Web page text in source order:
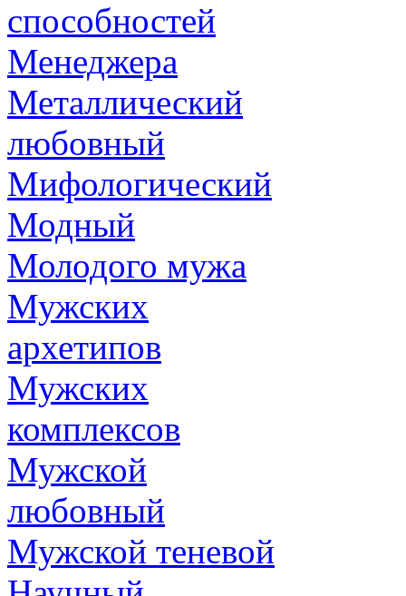
способностей
Менеджера
Металлический
любовный
Мифологический
Модный
Молодого мужа
Мужских
архетипов
Мужских
комплексов
Мужской
любовный
Мужской теневой